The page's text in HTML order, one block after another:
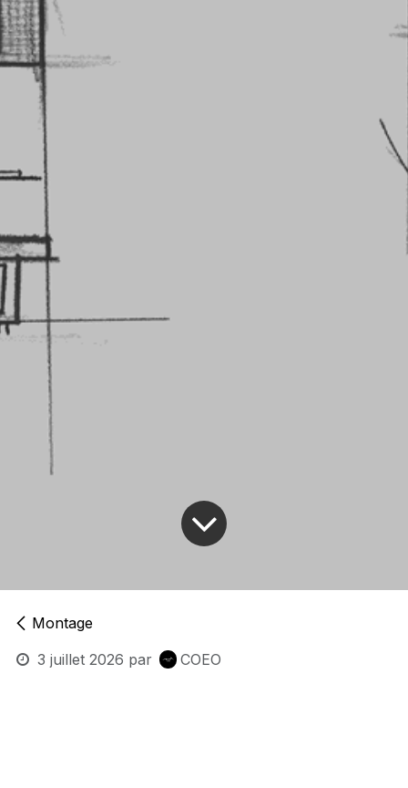
Montage
3 juillet 2026 par COEO